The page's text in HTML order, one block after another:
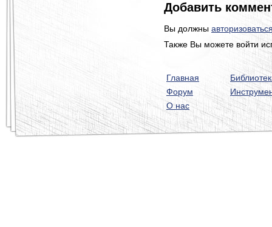
Добавить
Вы должны
Также Вы можете войти
Главная
Форум
О нас